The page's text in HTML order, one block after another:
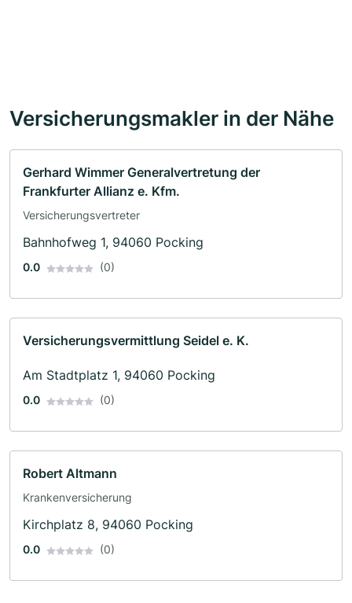
Versicherungsmakler in der Nähe
Gerhard Wimmer Generalvertretung der
Frankfurter Allianz e. Kfm.
Versicherungsvertreter
Bahnhofweg 1, 94060 Pocking
0.0 (0)
Versicherungsvermittlung Seidel e. K.
Am Stadtplatz 1, 94060 Pocking
0.0 (0)
Robert Altmann
Krankenversicherung
Kirchplatz 8, 94060 Pocking
0.0 (0)